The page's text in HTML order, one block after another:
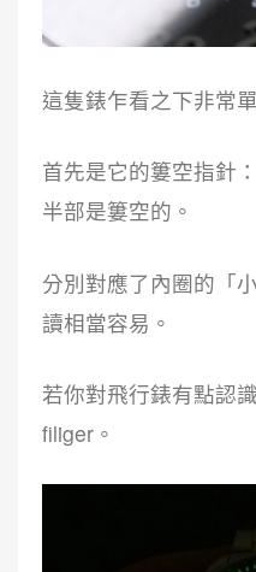
這隻錶乍看之下非常
首先是它的簍空指針
半部是簍空的。
分別對應了內圈的「
讀相當容易。
若你對飛行錶有點認
filiger。